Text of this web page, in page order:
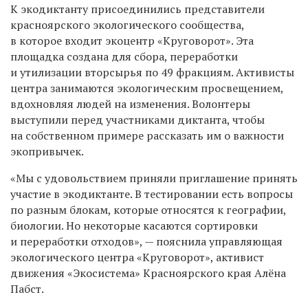
К экодиктанту присоединились представители
красноярского экологического сообщества,
в которое входит экоцентр «Круговорот». Эта
площадка создана для сбора, переработки
и утилизации вторсырья по 49 фракциям. Активисты
центра занимаются экологическим просвещением,
вдохновляя людей на изменения. Волонтеры
выступили перед участниками диктанта, чтобы
на собственном примере рассказать им о важности
экопривычек.
«Мы с удовольствием приняли приглашение принять
участие в экодиктанте. В тестировании есть вопросы
по разным блокам, которые относятся к географии,
биологии. Но некоторые касаются сортировки
и переработки отходов», — пояснила управляющая
экологического центра «Круговорот», активист
движения «Экосистема» Красноярского края Алёна
Пабст.